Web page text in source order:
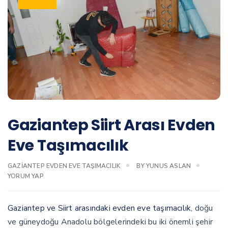
Gaziantep Siirt Arası Evden
Eve Taşımacılık
GAZIANTEP EVDEN EVE TAŞIMACILIK BYYUNUS ASLAN
YORUM YAP
Gaziantep ve Siirt arasındaki evden eve taşımacılık, doğu
ve güneydoğu Anadolu bölgelerindeki bu iki önemli şehir